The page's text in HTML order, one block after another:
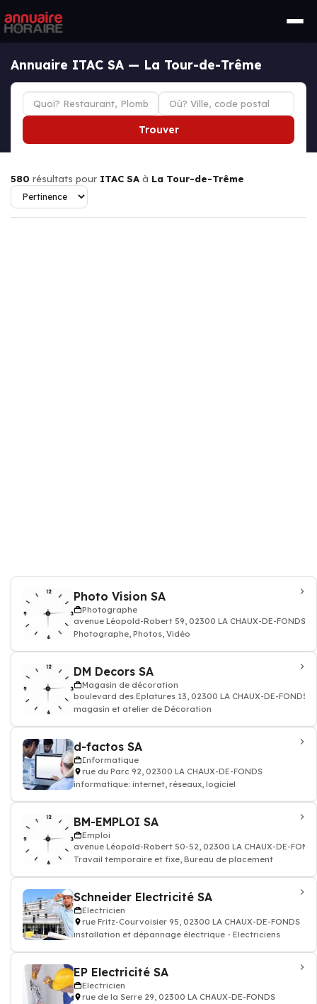
Annuaire ITAC SA — La Tour-de-Trême
Trouver
580 résultats pour ITAC SA à La Tour-de-Trême
Photo Vision SA
Photographe
avenue Léopold-Robert 59, 02300 LA CHAUX-DE-FONDS
Photographe, Photos, Vidéo
DM Decors SA
Magasin de décoration
boulevard des Eplatures 13, 02300 LA CHAUX-DE-FONDS
magasin et atelier de Décoration
d-factos SA
Informatique
rue du Parc 92, 02300 LA CHAUX-DE-FONDS
informatique: internet, réseaux, logiciel
BM-EMPLOI SA
Emploi
avenue Léopold-Robert 50-52, 02300 LA CHAUX-DE-
Travail temporaire et fixe, Bureau de placement
Schneider Electricité SA
Electricien
rue Fritz-Courvoisier 95, 02300 LA CHAUX-DE-FONDS
installation et dépannage électrique - Electriciens
EP Electricité SA
Electricien
rue de la Serre 29, 02300 LA CHAUX-DE-FONDS